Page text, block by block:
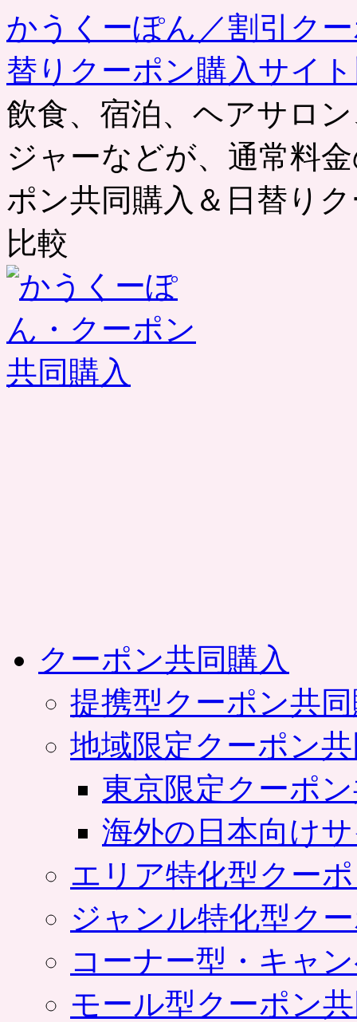
かうくーぽん／割引ク
替りクーポン購入サイ
飲食、宿泊、ヘアサロ
ジャーなどが、通常料
ポン共同購入＆日替り
比較
クーポン共同購入
提携型クーポン共
地域限定クーポン
東京限定クーポ
海外の日本向け
エリア特化型クー
ジャンル特化型ク
コーナー型・キャ
モール型クーポン